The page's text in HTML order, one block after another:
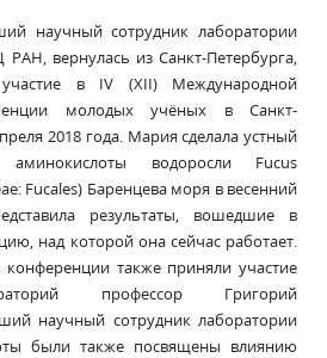
научный сотрудник лаборатории
вернулась из Санкт-Петербурга,
в IV (XII) Международной
молодых учёных в Санкт-
2018 года. Мария сделала устный
водоросли Fucus
Fucales) Баренцева моря в весенний
результаты, вошедшие в
над которой она сейчас работает.
также приняли участие
профессор Григорий
научный сотрудник лаборатории
были также посвящены влиянию